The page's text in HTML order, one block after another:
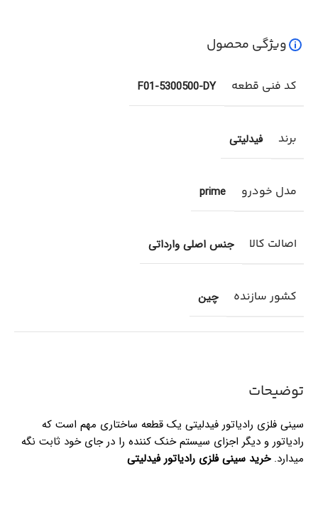
توضیحات
سینی فلزی رادیاتور فیدلیتی یک قطعه ساختاری مهم است که
رادیاتور و دیگر اجزای سیستم خنک کننده را در جای خود ثابت نگه
میدارد.خرید سینی فلزی رادیاتور فیدلیتی
ویژگی محصول
کد فنی قطعه F01-5300500-DY
برند فیدلیتی
مدل خودرو prime
اصالت کالا جنس اصلی وارداتی
کشور سازنده چین